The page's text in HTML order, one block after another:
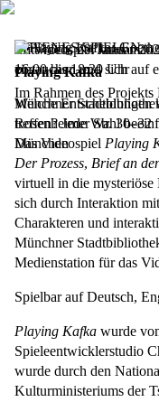
OFFENES SPIELEN
Playing Kafka
Im Rahmen des
Im Videospiel kann
eintauchen und sich auf
Welche Entscheidungen
treffen? Jede Wahl
Das Videospiel Playing
Der Prozess, Brief an
virtuell in die mysteriöse
sich durch Interaktion
Charakteren und
Münchner
Medienstation für das
Spielbar auf Deutsch,
Playing Kafka wurde
Spieleentwicklerstudio
wurde durch den
Kulturministeriums der
Mittwoch, 29. Januar
16:00bis 18:30Uhr
Münchner
Rosenheimer Str. 30–32
München